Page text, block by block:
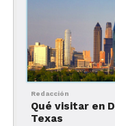
niño no le
una carrera a pie?
Basta amarrarse
dinosaurio virtual
delMuseoPerot
Redacción
Qué visitar en
Texas